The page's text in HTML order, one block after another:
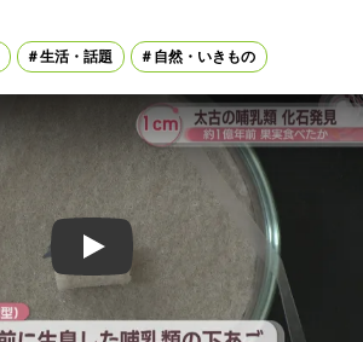
生活・話題 自然・いきもの
Play